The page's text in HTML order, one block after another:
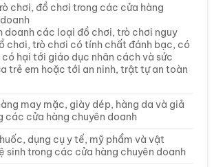
chơi, đồ chơi trong các cửa hàng
doanh các loại đồ chơi, trò chơi nguy
chơi, trò chơi có tính chất đánh bạc, có
hại tới giáo dục nhân cách và sức
trẻ em hoặc tới an ninh, trật tự an toàn
may mặc, giày dép, hàng da và giả
các cửa hàng chuyên doanh
dụng cụ y tế, mỹ phẩm và vật
sinh trong các cửa hàng chuyên doanh